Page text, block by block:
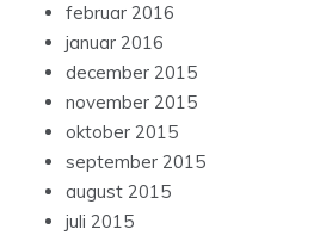
februar 2016
januar 2016
december 2015
november 2015
oktober 2015
september 2015
august 2015
juli 2015